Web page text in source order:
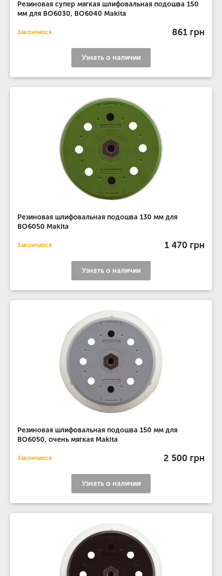
Резиновая супер мягкая шлифовальная подошва 150
мм для BO6030, BO6040 Makita
Закончился 861 грн
Узнать о наличии
Резиновая шлифовальная подошва 130 мм для
BO6050 Makita
Закончился 1 470 грн
Узнать о наличии
Резиновая шлифовальная подошва 150 мм для
BO6050, очень мягкая Makita
Закончился 2 500 грн
Узнать о наличии